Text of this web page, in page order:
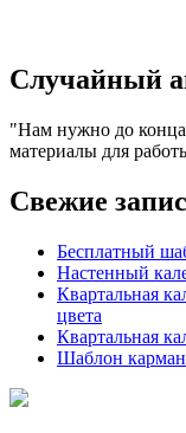
Случайный
Нам нужно до конца
материалы для
Свежие
Бесплатный
Настенный
Квартальная
цвета
Квартальная
Шаблон